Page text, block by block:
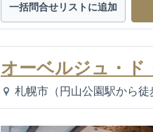
一括問合せリストに追加
オーベルジュ・ド
札幌市（円山公園駅から徒